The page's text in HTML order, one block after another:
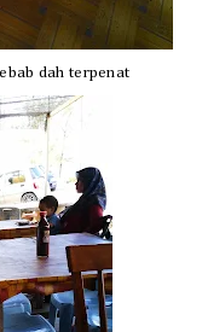
dah terpenat